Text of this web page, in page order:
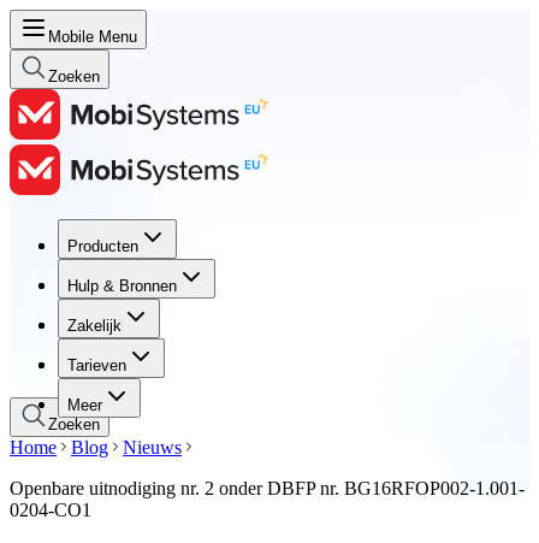
Mobile Menu
Zoeken
Producten
Hulp & Bronnen
Zakelijk
Tarieven
Meer
Producten
Hulp & Bronnen
Zakelijk
Tarieven
Zoeken
Home Blog
Nieuws
Openbare uitnodiging nr. 2 onder DBFP nr. BG16RFOP002-1.001-
0204-CO1